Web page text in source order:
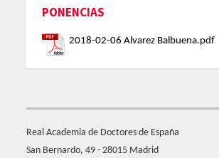
PONENCIAS
2018-02-06 Alvarez Balbuena.pdf
Real Academia de Doctores de España
San Bernardo, 49 - 28015 Madrid